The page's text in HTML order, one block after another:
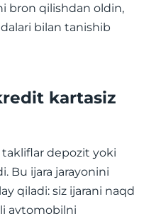
bron qilishdan oldin,
bilan tanishib
kartasiz
takliflar depozit yoki
Bu ijara jarayonini
qiladi: siz ijarani naqd
avtomobilni